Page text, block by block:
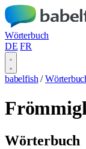
Wörterbuch
DE FR
babelfish /
Wörterbuch